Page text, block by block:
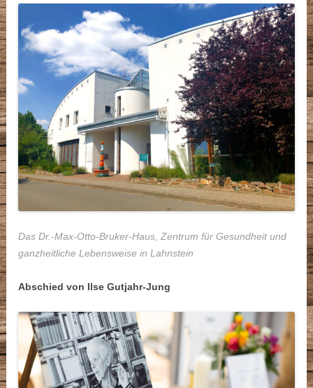
Das Dr.-Max-Otto-Bruker-Haus, Zentrum für Gesundheit und
ganzheitliche Lebensweise in Lahnstein
Abschied von Ilse Gutjahr-Jung